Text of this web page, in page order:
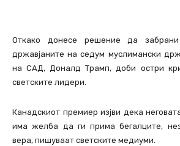
Откако донесе решение да
државјаните на седум муслимански
на САД, Доналд Трамп, доби остри
светските лидери.
Канадскиот премиер изјви дека
има желба да ги прима бегалците,
вера, пишуваат светските медиуми.